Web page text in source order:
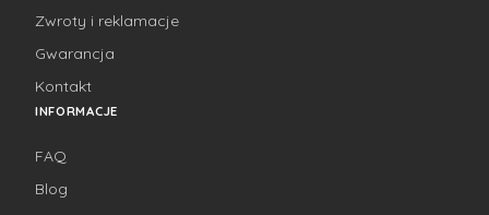
Zwroty i reklamacje
Gwarancja
Kontakt
INFORMACJE
FAQ
Blog